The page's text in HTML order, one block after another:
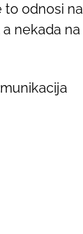
to odnosi na
nekada na